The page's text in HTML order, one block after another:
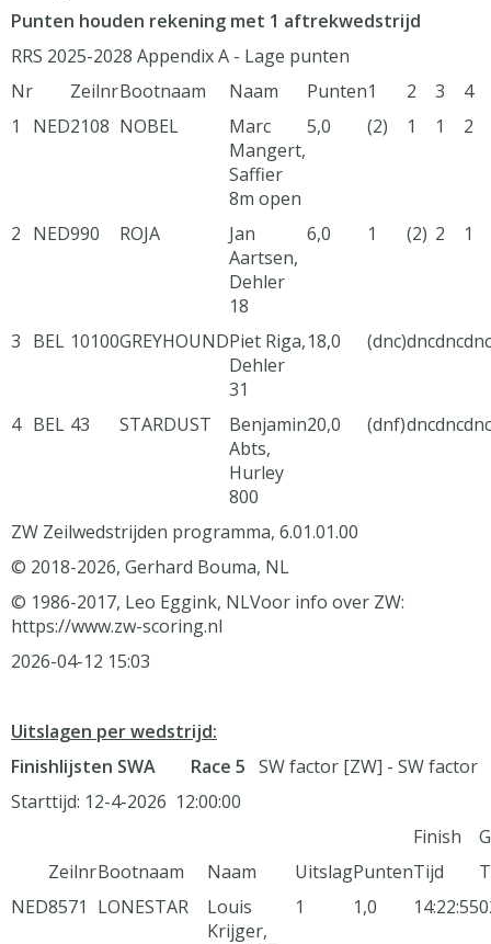
Punten houden rekening met 1 aftrekwedstrijd
RRS 2025-2028 Appendix A - Lage punten
Nr
ZeilnrBootnaam Naam Punten1 2 3
4
1
NED2108 NOBEL
Marc
Mangert,
Saffier
8m open
5,0 (2) 1 1 2
2 NED990 ROJA
Jan
Aartsen,
Dehler
18
6,0 1 (2) 2 1
3 BEL 10100GREYHOUNDPiet Riga,
Dehler
31
18,0 (dnc)dncdncdnc
4 BEL 43 STARDUST
Benjamin
Abts,
Hurley
800
20,0 (dnf)dncdncdnc
ZW Zeilwedstrijden programma, 6.01.01.00
© 2018-2026, Gerhard Bouma, NL
© 1986-2017, Leo Eggink, NLVoor info over ZW:
https://www.zw-scoring.nl
2026-04-12 15:03
Uitslagen per wedstrijd:
Finishlijsten SWA Race 5 SW factor [ZW] - SW factor
Starttijd: 12-4-2026 12:00:00
Finish
ZeilnrBootnaam Naam UitslagPuntenTijd
NED8571 LONESTAR
Louis
Krijger,
1 1,0 14:22:55